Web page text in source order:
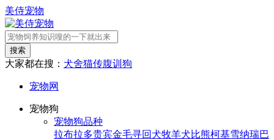
美侍宠物
搜索
大家都在搜： 犬舍猫传腹训狗
宠物网
宠物狗
宠物狗品种
拉布拉多贵宾金毛寻回犬牧羊犬比熊柯基雪纳瑞巴